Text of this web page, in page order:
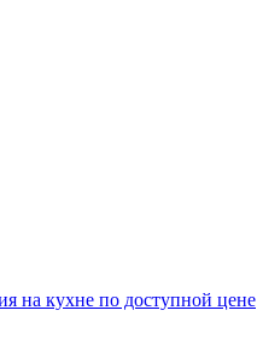
на кухне по доступной цене